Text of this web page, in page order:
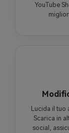
YouTube
Lucida il tuo
Scarica in
social,